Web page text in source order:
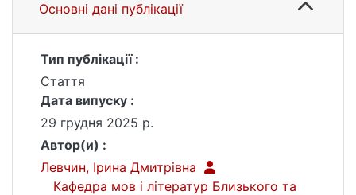
Основні дані публікації
Тип публікації :
Стаття
Дата випуску :
29 грудня 2025 р.
Автор(и) :
Левчин, Ірина Дмитрівна
Кафедра мов і літератур Близького та